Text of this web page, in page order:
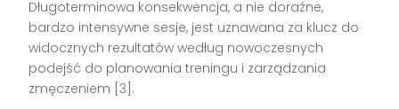
Długoterminowa konsekwencja, a nie doraźne,
bardzo intensywne sesje, jest uznawana za klucz do
widocznych rezultatów według nowoczesnych
podejść do planowania treningu i zarządzania
zmęczeniem [3].